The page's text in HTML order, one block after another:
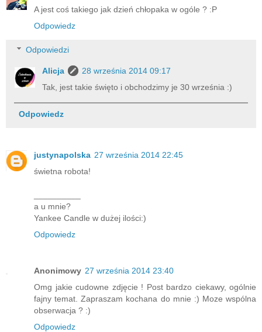
A jest coś takiego jak dzień chłopaka w ogóle ? :P
Odpowiedz
Odpowiedzi
Alicja
28 września 2014 09:17
Tak, jest takie święto i obchodzimy je 30 września :)
Odpowiedz
justynapolska 27 września 2014 22:45
świetna robota!
a u mnie?
Yankee Candle w dużej ilości:)
Odpowiedz
Anonimowy 27 września 2014 23:40
Omg jakie cudowne zdjęcie ! Post bardzo ciekawy, ogólnie
fajny temat. Zapraszam kochana do mnie :) Moze wspólna
obserwacja ? :)
Odpowiedz